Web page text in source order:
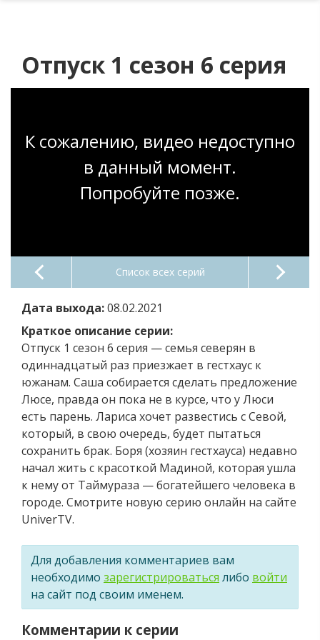
Отпуск 1 сезон 6 серия
К сожалению, видео недоступно
в данный момент.
Попробуйте позже.
Список всех серий
Дата выхода:08.02.2021
Краткое описание серии:
Отпуск 1 сезон 6 серия — семья северян в
одиннадцатый раз приезжает в гестхаус к
южанам. Саша собирается сделать предложение
Люсе, правда он пока не в курсе, что у Люси
есть парень. Лариса хочет развестись с Севой,
который, в свою очередь, будет пытаться
сохранить брак. Боря (хозяин гестхауса) недавно
начал жить с красоткой Мадиной, которая ушла
к нему от Таймураза — богатейшего человека в
городе. Смотрите новую серию онлайн на сайте
UniverTV.
Для добавления комментариев вам
необходимо зарегистрироваться либо войти
на сайт под своим именем.
Комментарии к серии